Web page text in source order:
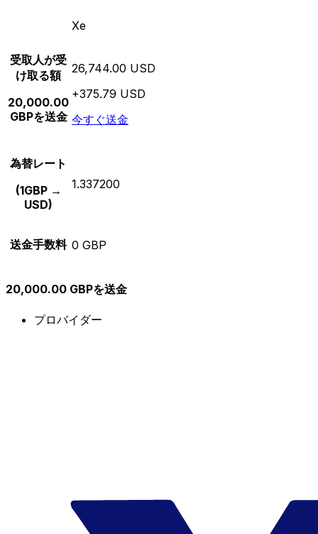
Xe
受取人が受
け取る額
20,000.00
GBPを送金
26,744.00 USD
+375.79 USD
今すぐ送金
為替レート
(1GBP →
USD)
1.337200
送金手数料 0 GBP
20,000.00 GBPを送金
プロバイダー